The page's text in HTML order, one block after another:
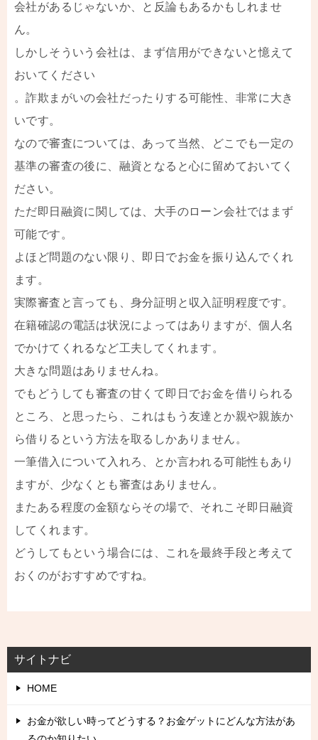
会社があるじゃないか、と反論もあるかもしれませ
ん。
しかしそういう会社は、まず信用ができないと憶えて
おいてください
。詐欺まがいの会社だったりする可能性、非常に大き
いです。
なので審査については、あって当然、どこでも一定の
基準の審査の後に、融資となると心に留めておいてく
ださい。
ただ即日融資に関しては、大手のローン会社ではまず
可能です。
よほど問題のない限り、即日でお金を振り込んでくれ
ます。
実際審査と言っても、身分証明と収入証明程度です。
在籍確認の電話は状況によってはありますが、個人名
でかけてくれるなど工夫してくれます。
大きな問題はありませんね。
でもどうしても審査の甘くて即日でお金を借りられる
ところ、と思ったら、これはもう友達とか親や親族か
ら借りるという方法を取るしかありません。
一筆借入について入れろ、とか言われる可能性もあり
ますが、少なくとも審査はありません。
またある程度の金額ならその場で、それこそ即日融資
してくれます。
どうしてもという場合には、これを最終手段と考えて
おくのがおすすめですね。
サイトナビ
HOME
お金が欲しい時ってどうする？お金ゲットにどんな方法があ